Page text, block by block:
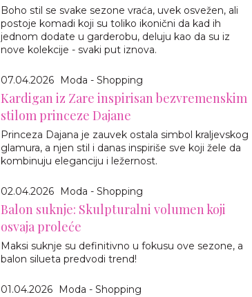
Boho stil se svake sezone vraća, uvek osvežen, ali
postoje komadi koji su toliko ikonični da kad ih
jednom dodate u garderobu, deluju kao da su iz
nove kolekcije - svaki put iznova.
07.04.2026 Moda - Shopping
Kardigan iz Zare inspirisan bezvremenskim
stilom princeze Dajane
Princeza Dajana je zauvek ostala simbol kraljevskog
glamura, a njen stil i danas inspiriše sve koji žele da
kombinuju eleganciju i ležernost.
02.04.2026 Moda - Shopping
Balon suknje: Skulpturalni volumen koji
osvaja proleće
Maksi suknje su definitivno u fokusu ove sezone, a
balon silueta predvodi trend!
01.04.2026 Moda - Shopping